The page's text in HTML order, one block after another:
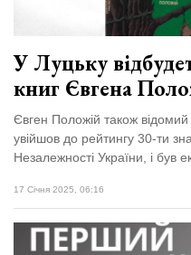
У Луцьку
книг Євгена
Євген Положій також
увійшов до рейтингу 30-ти
Незалежності України, і був
17 Січня 2025, 06:16